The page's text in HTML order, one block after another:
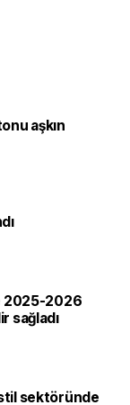
aşkın
2025-2026
sağladı
sektöründe